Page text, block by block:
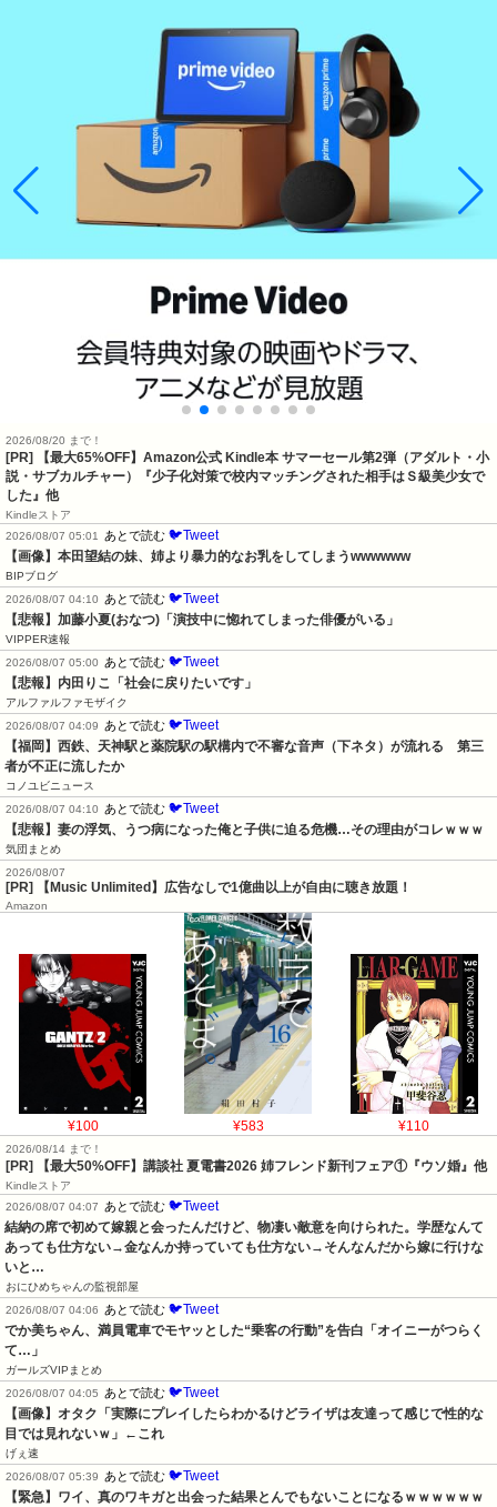
2026/08/20 まで！
[PR]
【最大65%OFF】Amazon公式 Kindle本 サマーセール第2弾（アダルト・小
説・サブカルチャー）『少子化対策で校内マッチングされた相手はＳ級美少女で
した』他
Kindleストア
2026/08/07 05:01
あとで読む 🐦Tweet
【画像】本田望結の妹、姉より暴力的なお乳をしてしまうwwwwww
BIPブログ
2026/08/07 04:10
あとで読む 🐦Tweet
【悲報】加藤小夏(おなつ)「演技中に惚れてしまった俳優がいる」
VIPPER速報
2026/08/07 05:00
あとで読む 🐦Tweet
【悲報】内田りこ「社会に戻りたいです」
アルファルファモザイク
2026/08/07 04:09
あとで読む 🐦Tweet
【福岡】西鉄、天神駅と薬院駅の駅構内で不審な音声（下ネタ）が流れる　第三
者が不正に流したか
コノユビニュース
2026/08/07 04:10
あとで読む 🐦Tweet
【悲報】妻の浮気、うつ病になった俺と子供に迫る危機…その理由がコレｗｗｗ
気団まとめ
2026/08/07
[PR] 【Music Unlimited】広告なしで1億曲以上が自由に聴き放題！
Amazon
¥100 ¥583 ¥110
2026/08/14 まで！
[PR] 【最大50%OFF】講談社 夏電書2026 姉フレンド新刊フェア①『ウソ婚』他
Kindleストア
2026/08/07 04:07
あとで読む 🐦Tweet
結納の席で初めて嫁親と会ったんだけど、物凄い敵意を向けられた。学歴なんて
あっても仕方ない→金なんか持っていても仕方ない→そんなんだから嫁に行けな
いと…
おにひめちゃんの監視部屋
2026/08/07 04:06
あとで読む 🐦Tweet
でか美ちゃん、満員電車でモヤッとした“乗客の行動”を告白「オイニーがつらく
て…」
ガールズVIPまとめ
2026/08/07 04:05
あとで読む 🐦Tweet
【画像】オタク「実際にプレイしたらわかるけどライザは友達って感じで性的な
目では見れないｗ」←これ
げぇ速
2026/08/07 05:39
あとで読む 🐦Tweet
【緊急】ワイ、真のワキガと出会った結果とんでもないことになるｗｗｗｗｗｗ